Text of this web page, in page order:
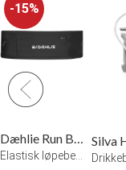
15%
Dæhlie Run Belt